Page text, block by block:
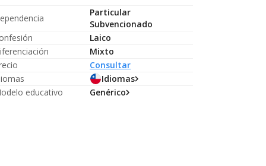
Particular
Subvencionado
Laico
Mixto
Consultar
Idiomas
educativo
Genérico